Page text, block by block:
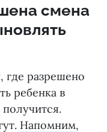
смена
где разрешено
ребенка в
Напомним,